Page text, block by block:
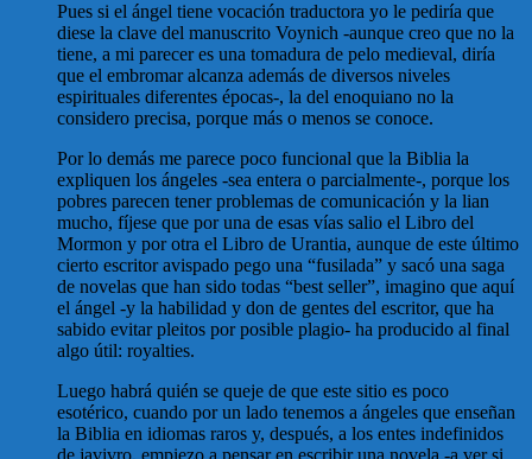
Pues si el ángel tiene vocación traductora yo le pediría que
diese la clave del manuscrito Voynich -aunque creo que no la
tiene, a mi parecer es una tomadura de pelo medieval, diría
que el embromar alcanza además de diversos niveles
espirituales diferentes épocas-, la del enoquiano no la
considero precisa, porque más o menos se conoce.
Por lo demás me parece poco funcional que la Biblia la
expliquen los ángeles -sea entera o parcialmente-, porque los
pobres parecen tener problemas de comunicación y la lian
mucho, fíjese que por una de esas vías salio el Libro del
Mormon y por otra el Libro de Urantia, aunque de este último
cierto escritor avispado pego una “fusilada” y sacó una saga
de novelas que han sido todas “best seller”, imagino que aquí
el ángel -y la habilidad y don de gentes del escritor, que ha
sabido evitar pleitos por posible plagio- ha producido al final
algo útil: royalties.
Luego habrá quién se queje de que este sitio es poco
esotérico, cuando por un lado tenemos a ángeles que enseñan
la Biblia en idiomas raros y, después, a los entes indefinidos